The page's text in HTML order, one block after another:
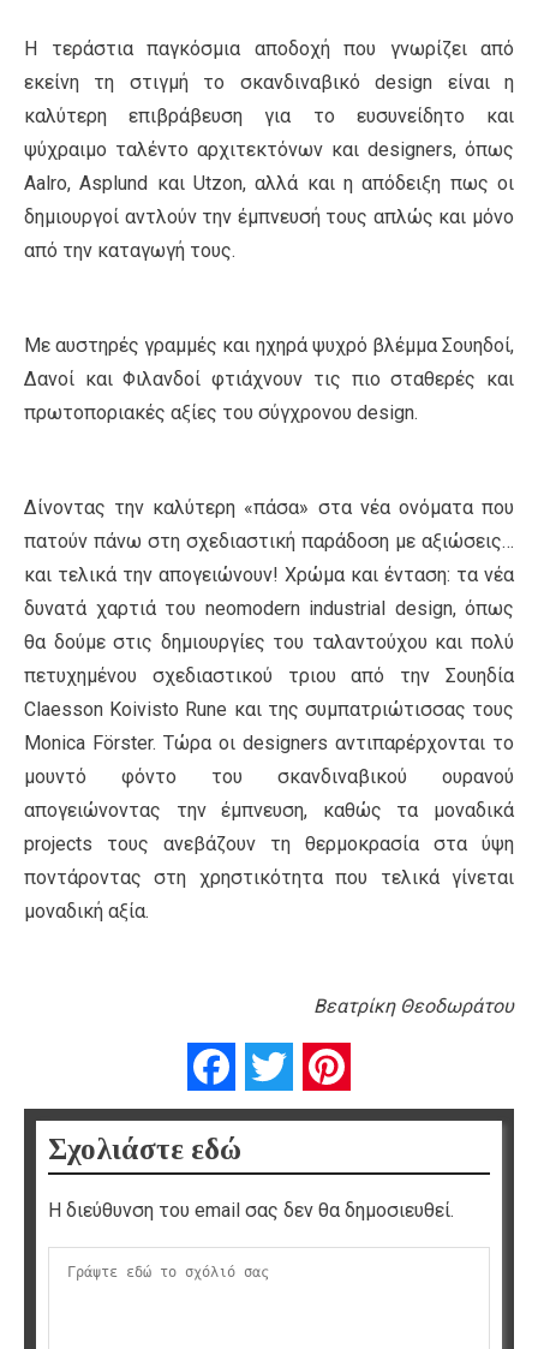
Η τεράστια παγκόσμια αποδοχή που γνωρίζει από
εκείνη τη στιγμή το σκανδιναβικό design είναι η
καλύτερη επιβράβευση για το ευσυνείδητο και
ψύχραιμο ταλέντο αρχιτεκτόνων και designers, όπως
Aalro, Asplund και Utzon, αλλά και η απόδειξη πως οι
δημιουργοί αντλούν την έμπνευσή τους απλώς και μόνο
από την καταγωγή τους.
Με αυστηρές γραμμές και ηχηρά ψυχρό βλέμμα Σουηδοί,
Δανοί και Φιλανδοί φτιάχνουν τις πιο σταθερές και
πρωτοποριακές αξίες του σύγχρονου design.
Δίνοντας την καλύτερη «πάσα» στα νέα ονόματα που
πατούν πάνω στη σχεδιαστική παράδοση με αξιώσεις…
και τελικά την απογειώνουν! Χρώμα και ένταση: τα νέα
δυνατά χαρτιά του neomodern industrial design, όπως
θα δούμε στις δημιουργίες του ταλαντούχου και πολύ
πετυχημένου σχεδιαστικού τριου από την Σουηδία
Claesson Koivisto Rune και της συμπατριώτισσας τους
Monica Förster. Τώρα οι designers αντιπαρέρχονται το
μουντό φόντο του σκανδιναβικού ουρανού
απογειώνοντας την έμπνευση, καθώς τα μοναδικά
projects τους ανεβάζουν τη θερμοκρασία στα ύψη
ποντάροντας στη χρηστικότητα που τελικά γίνεται
μοναδική αξία.
Βεατρίκη Θεοδωράτου
FacebookTwitter
Σχολιάστε εδώ
Η διεύθυνση του email σας δεν θα δημοσιευθεί.